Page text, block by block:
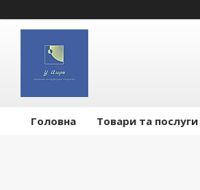
Головна Товари та послуги